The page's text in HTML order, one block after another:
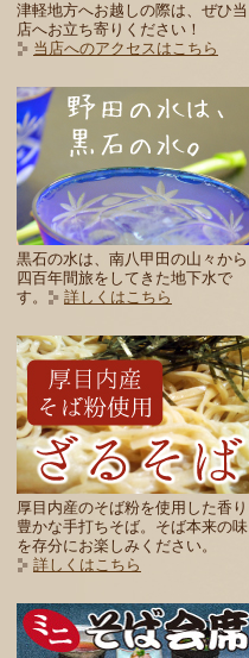
津軽地方へお越しの際は、ぜひ当
店へお立ち寄りください！
当店へのアクセスはこちら
黒石の水は、南八甲田の山々から
四百年間旅をしてきた地下水で
す。
詳しくはこちら
厚目内産のそば粉を使用した香り
豊かな手打ちそば。そば本来の味
を存分にお楽しみください。
詳しくはこちら